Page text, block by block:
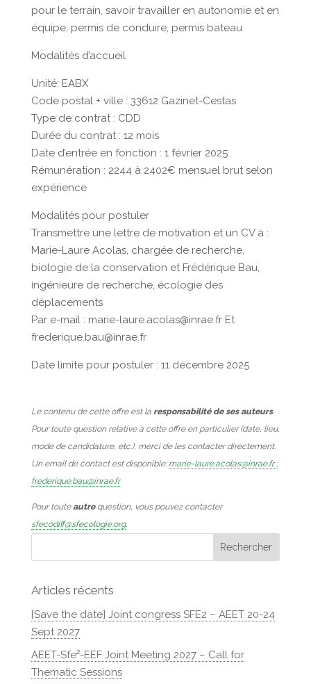
pour le terrain, savoir travailler en autonomie et en
équipe, permis de conduire, permis bateau
Modalités d’accueil
Unité: EABX
Code postal + ville : 33612 Gazinet-Cestas
Type de contrat : CDD
Durée du contrat : 12 mois
Date d’entrée en fonction : 1 février 2025
Rémunération : 2244 à 2402€ mensuel brut selon
expérience
Modalités pour postuler
Transmettre une lettre de motivation et un CV à :
Marie-Laure Acolas, chargée de recherche,
biologie de la conservation et Frédérique Bau,
ingénieure de recherche, écologie des
déplacements
Par e-mail : marie-laure.acolas@inrae.fr Et
frederique.bau@inrae.fr
Date limite pour postuler : 11 décembre 2025
Le contenu de cette offre est la responsabilité de ses auteurs.
Pour toute question relative à cette offre en particulier (date, lieu,
mode de candidature, etc.), merci de les contacter directement.
Un email de contact est disponible: marie-laure.acolas@inrae.fr ;
frederique.bau@inrae.fr
Pour touteautrequestion, vous pouvez contacter
sfecodiff@sfecologie.org.
Articles récents
[Save the date] Joint congress SFE2 – AEET 20-24
Sept 2027
AEET-Sfe²-EEF Joint Meeting 2027 – Call for
Thematic Sessions